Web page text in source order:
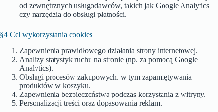
od zewnętrznych usługodawców, takich jak Google Analytics
czy narzędzia do obsługi płatności.
§4 Cel wykorzystania cookies
Zapewnienia prawidłowego działania strony internetowej.
Analizy statystyk ruchu na stronie (np. za pomocą Google
Analytics).
Obsługi procesów zakupowych, w tym zapamiętywania
produktów w koszyku.
Zapewnienia bezpieczeństwa podczas korzystania z witryny.
Personalizacji treści oraz dopasowania reklam.